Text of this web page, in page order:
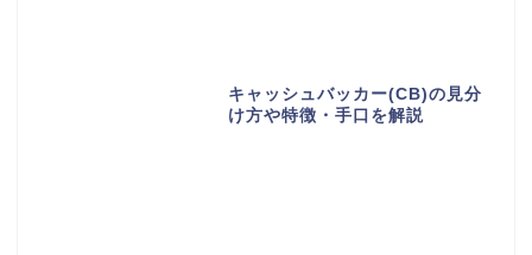
キャッシュバッカー(CB)の見分
け方や特徴・手口を解説